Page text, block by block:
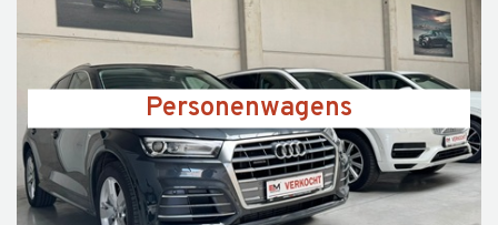
Personenwagens